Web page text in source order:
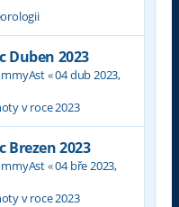
Duben 2023
«04 dub 2023,
v roce 2023
Brezen 2023
«04 bře 2023,
v roce 2023